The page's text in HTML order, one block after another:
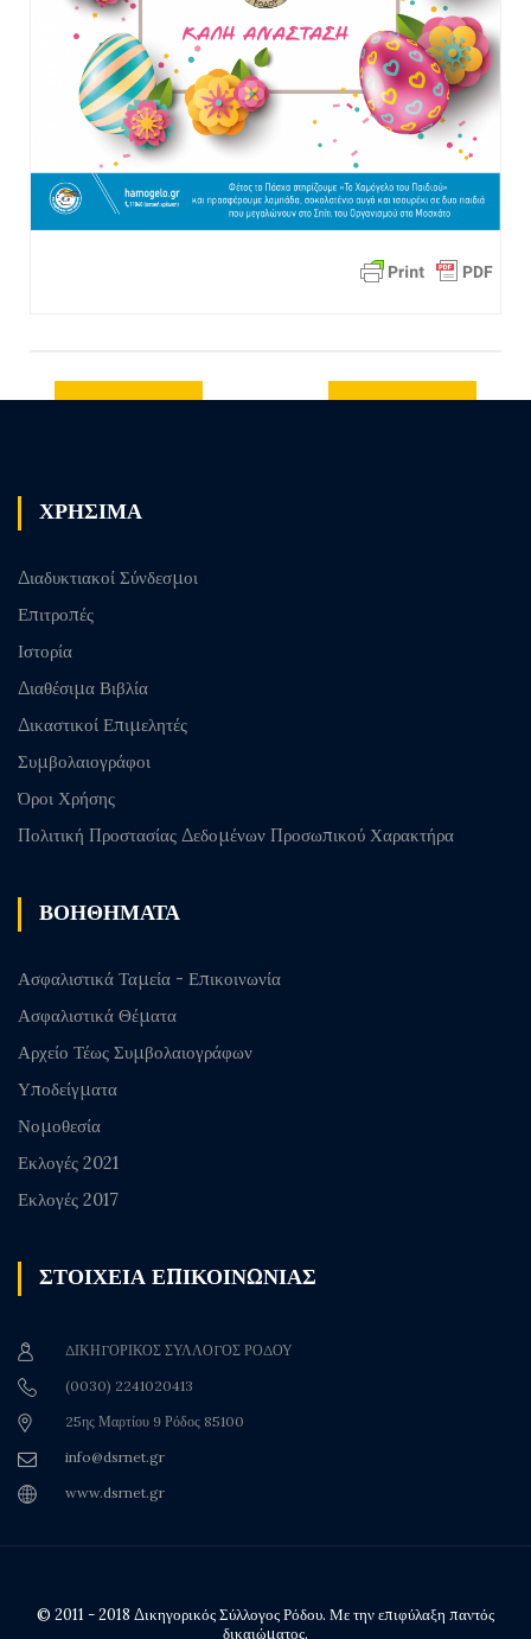
ΧΡΗΣΙΜΑ
Διαδυκτιακοί Σύνδεσμοι
Επιτροπές
Ιστορία
Διαθέσιμα Βιβλία
Δικαστικοί Επιμελητές
Συμβολαιογράφοι
Όροι Χρήσης
Πολιτική Προστασίας Δεδομένων Προσωπικού Χαρακτήρα
ΒΟΗΘΗΜΑΤΑ
Ασφαλιστικά Ταμεία - Επικοινωνία
Ασφαλιστικά Θέματα
Αρχείο Τέως Συμβολαιογράφων
Υποδείγματα
Νομοθεσία
Εκλογές 2021
Εκλογές 2017
ΣΤΟΙΧΕΙΑ ΕΠΙΚΟΙΝΩΝΙΑΣ
ΔΙΚΗΓΟΡΙΚΟΣ ΣΥΛΛΟΓΟΣ ΡΟΔΟΥ
(0030) 2241020413
25ης Μαρτίου 9 Ρόδος 85100
info@dsrnet.gr
www.dsrnet.gr
© 2011 - 2018 Δικηγορικός Σύλλογος Ρόδου. Με την επιφύλαξη παντός
δικαιώματος.